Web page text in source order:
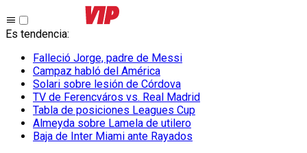
Es tendencia:
Falleció Jorge, padre de Messi
Campaz habló del América
Solari sobre lesión de Córdova
TV de Ferencváros vs. Real Madrid
Tabla de posiciones Leagues Cup
Almeyda sobre Lamela de utilero
Baja de Inter Miami ante Rayados